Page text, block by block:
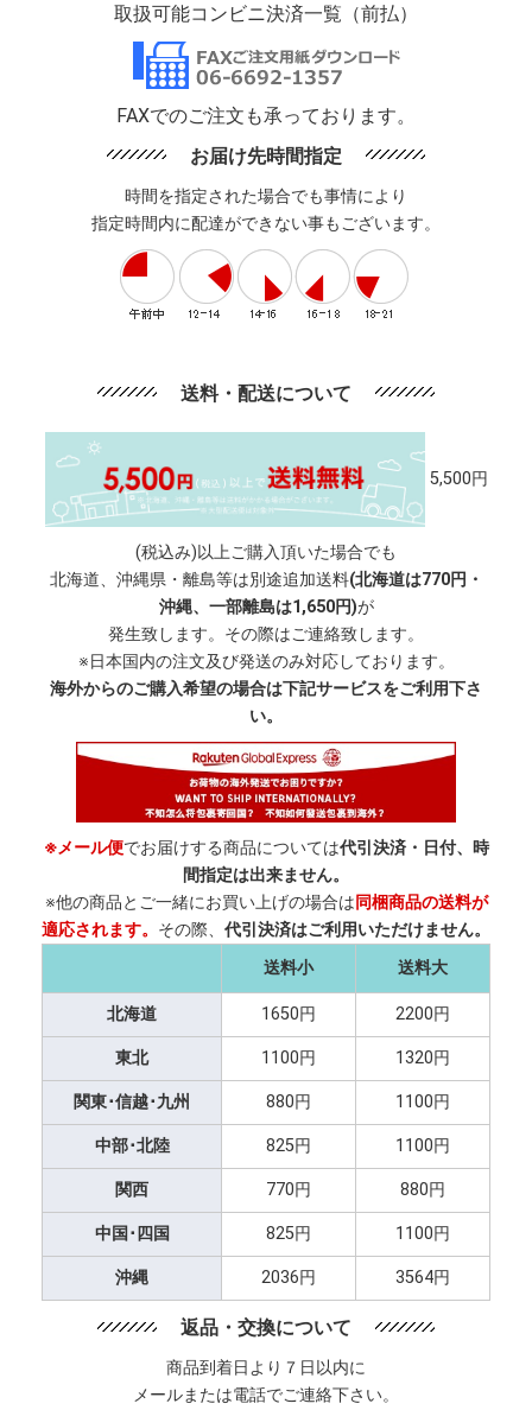
取扱可能コンビニ決済一覧（前払）
FAXでのご注文も承っております。
お届け先時間指定
時間を指定された場合でも事情により
指定時間内に配達ができない事もございます。
送料・配送について
5,500円
(税込み)以上ご購入頂いた場合でも
北海道、沖縄県・離島等は別途追加送料(北海道は770円・
沖縄、一部離島は1,650円)が
発生致します。その際はご連絡致します。
※日本国内の注文及び発送のみ対応しております。
海外からのご購入希望の場合は下記サービスをご利用下さ
い。
※メール便でお届けする商品については代引決済・日付、時
間指定は出来ません。
※他の商品とご一緒にお買い上げの場合は同梱商品の送料が
適応されます。 その際、 代引決済はご利用いただけません。
送料小
送料大
北海道 1650円 2200円
東北 1100円 1320円
関東･信越･九州 880円 1100円
中部･北陸 825円 1100円
関西 770円 880円
中国･四国 825円 1100円
沖縄 2036円 3564円
返品・交換について
商品到着日より７日以内に
メールまたは電話でご連絡下さい。